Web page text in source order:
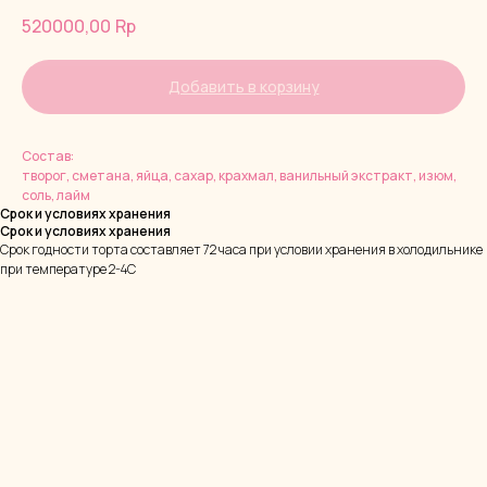
520000,00 Rp
Добавить в корзину
Состав:
творог, сметана, яйца, сахар, крахмал, ванильный экстракт, изюм,
соль, лайм
Срок и условиях хранения
Срок и условиях хранения
Срок годности торта составляет 72 часа при условии хранения в холодильнике
при температуре 2-4С